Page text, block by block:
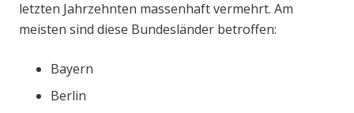
letzten Jahrzehnten massenhaft vermehrt. Am
meisten sind diese Bundesländer betroffen:
Bayern
Berlin